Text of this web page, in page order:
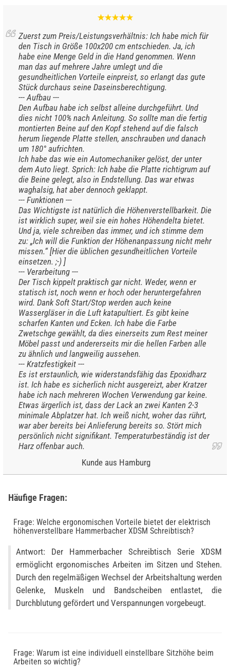
Zuerst zum Preis/Leistungsverhältnis: Ich habe mich für
den Tisch in Größe 100x200 cm entschieden. Ja, ich
habe eine Menge Geld in die Hand genommen. Wenn
man das auf mehrere Jahre umlegt und die
gesundheitlichen Vorteile einpreist, so erlangt das gute
Stück durchaus seine Daseinsberechtigung.
--- Aufbau ---
Den Aufbau habe ich selbst alleine durchgeführt. Und
dies nicht 100% nach Anleitung. So sollte man die fertig
montierten Beine auf den Kopf stehend auf die falsch
herum liegende Platte stellen, anschrauben und danach
um 180° aufrichten.
Ich habe das wie ein Automechaniker gelöst, der unter
dem Auto liegt. Sprich: Ich habe die Platte richtigrum auf
die Beine gelegt, also in Endstellung. Das war etwas
waghalsig, hat aber dennoch geklappt.
--- Funktionen ---
Das Wichtigste ist natürlich die Höhenverstellbarkeit. Die
ist wirklich super, weil sie ein hohes Höhendelta bietet.
Und ja, viele schreiben das immer, und ich stimme dem
zu: „Ich will die Funktion der Höhenanpassung nicht mehr
missen.“ [Hier die üblichen gesundheitlichen Vorteile
einsetzen. ;-) ]
--- Verarbeitung ---
Der Tisch kippelt praktisch gar nicht. Weder, wenn er
statisch ist, noch wenn er hoch oder heruntergefahren
wird. Dank Soft Start/Stop werden auch keine
Wassergläser in die Luft katapultiert. Es gibt keine
scharfen Kanten und Ecken. Ich habe die Farbe
Zwetschge gewählt, da dies einerseits zum Rest meiner
Möbel passt und andererseits mir die hellen Farben alle
zu ähnlich und langweilig aussehen.
--- Kratzfestigkeit ---
Es ist erstaunlich, wie widerstandsfähig das Epoxidharz
ist. Ich habe es sicherlich nicht ausgereizt, aber Kratzer
habe ich nach mehreren Wochen Verwendung gar keine.
Etwas ärgerlich ist, dass der Lack an zwei Kanten 2-3
minimale Abplatzer hat. Ich weiß nicht, woher das rührt,
war aber bereits bei Anlieferung bereits so. Stört mich
persönlich nicht signifikant. Temperaturbeständig ist der
Harz offenbar auch.
Kunde aus Hamburg
Häufige Fragen:
Frage: Welche ergonomischen Vorteile bietet der elektrisch
höhenverstellbare Hammerbacher XDSM Schreibtisch?
Antwort: Der Hammerbacher Schreibtisch Serie XDSM
ermöglicht ergonomisches Arbeiten im Sitzen und Stehen.
Durch den regelmäßigen Wechsel der Arbeitshaltung werden
Gelenke, Muskeln und Bandscheiben entlastet, die
Durchblutung gefördert und Verspannungen vorgebeugt.
Frage: Warum ist eine individuell einstellbare Sitzhöhe beim
Arbeiten so wichtig?